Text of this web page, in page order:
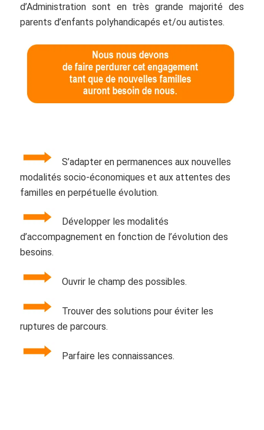
d’Administration sont en très grande majorité des
parents d’enfants polyhandicapés et/ou autistes.
S’adapter en permanences aux nouvelles
modalités socio-économiques et aux attentes des
familles en perpétuelle évolution.
Développer les modalités
d’accompagnement en fonction de l’évolution des
besoins.
Ouvrir le champ des possibles.
Trouver des solutions pour éviter les
ruptures de parcours.
Parfaire les connaissances.